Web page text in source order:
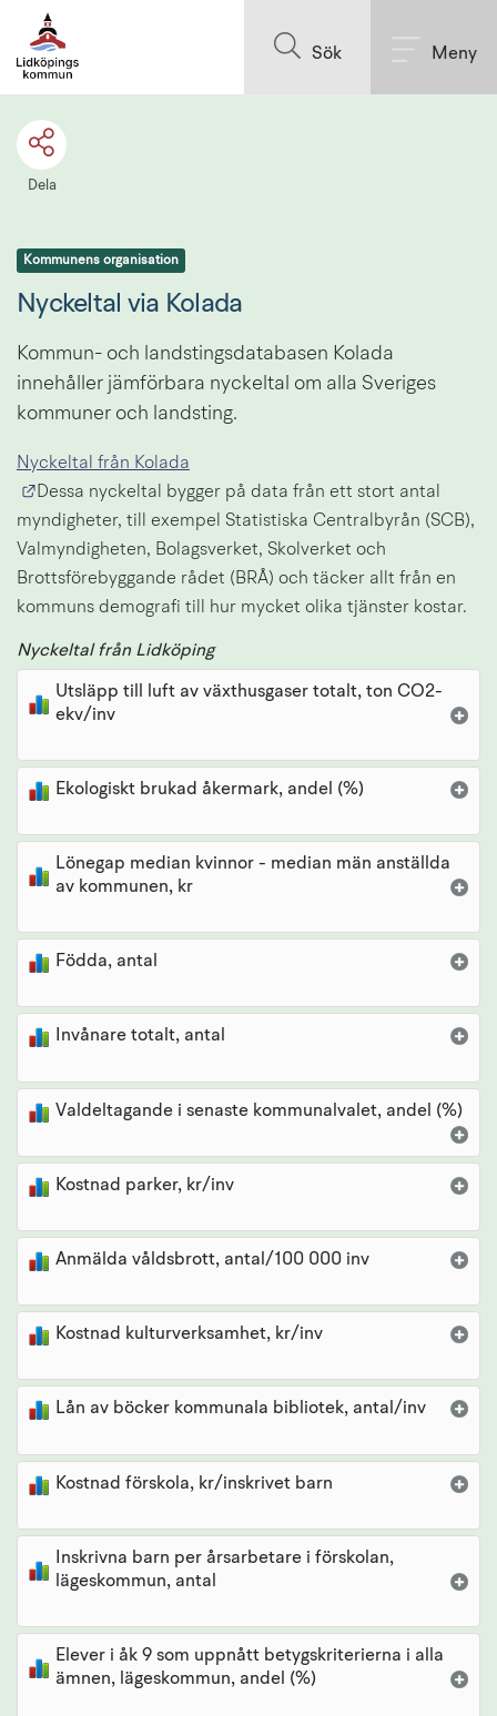
Sök Meny
Dela
Kommunens organisation
Nyckeltal via Kolada
Kommun- och landstingsdatabasen Kolada
innehåller jämförbara nyckeltal om alla Sveriges
kommuner och landsting.
Nyckeltal från Kolada
Länk till annan webbplats.
Dessa nyckeltal bygger på data från ett stort antal
myndigheter, till exempel Statistiska Centralbyrån (SCB),
Valmyndigheten, Bolagsverket, Skolverket och
Brottsförebyggande rådet (BRÅ) och täcker allt från en
kommuns demografi till hur mycket olika tjänster kostar.
Nyckeltal från Lidköping
Utsläpp till luft av växthusgaser totalt, ton CO2-
ekv/inv
Ekologiskt brukad åkermark, andel (%)
Lönegap median kvinnor - median män anställda
av kommunen, kr
Födda, antal
Invånare totalt, antal
Valdeltagande i senaste kommunalvalet, andel (%)
Kostnad parker, kr/inv
Anmälda våldsbrott, antal/100 000 inv
Kostnad kulturverksamhet, kr/inv
Lån av böcker kommunala bibliotek, antal/inv
Kostnad förskola, kr/inskrivet barn
Inskrivna barn per årsarbetare i förskolan,
lägeskommun, antal
Elever i åk 9 som uppnått betygskriterierna i alla
ämnen, lägeskommun, andel (%)